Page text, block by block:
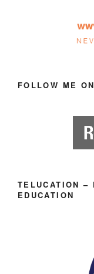
FOLLOW ME
TELUCATION –
EDUCATION